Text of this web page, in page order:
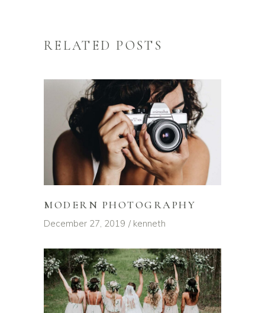
RELATED POSTS
MODERN PHOTOGRAPHY
December 27, 2019 kenneth